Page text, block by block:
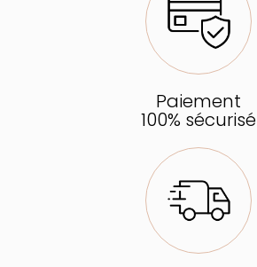
Paiement
100% sécurisé